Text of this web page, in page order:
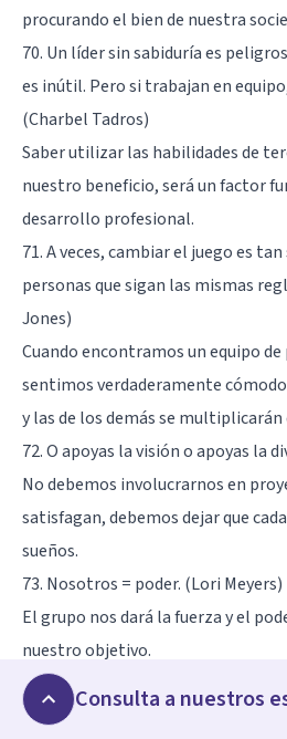
procurando el bien de nuestra
70. Un líder sin sabiduría es
es inútil. Pero si trabajan en
(Charbel Tadros)
Saber utilizar las habilidades de
nuestro beneficio, será un factor
desarrollo profesional.
71. A veces, cambiar el juego es
personas que sigan las mismas
Jones)
Cuando encontramos un equipo
sentimos verdaderamente
y las de los demás se
72. O apoyas la visión o apoyas la
No debemos involucrarnos en
satisfagan, debemos dejar que
sueños.
73. Nosotros = poder. (Lori Meyers)
El grupo nos dará la fuerza y el
nuestro objetivo.
74. Somos un equipo. Es parte de
perdonarnos rápidamente. De otro
Consulta a nuestros